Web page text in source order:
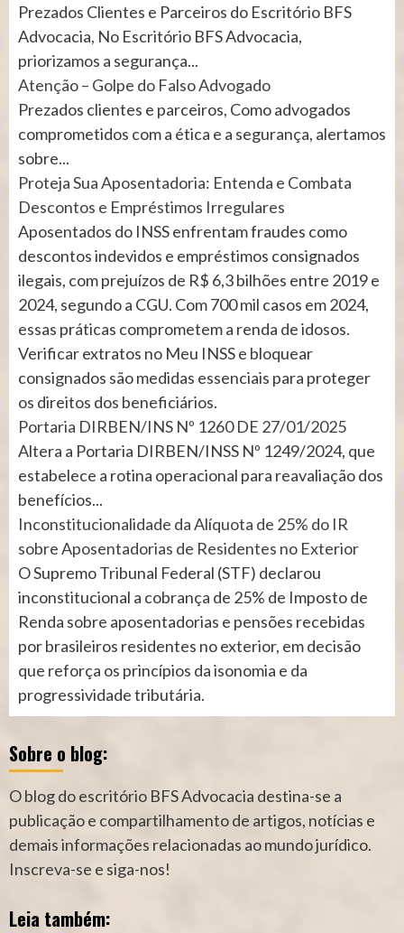
Prezados Clientes e Parceiros do Escritório BFS
Advocacia, No Escritório BFS Advocacia,
priorizamos a segurança...
Atenção – Golpe do Falso Advogado
Prezados clientes e parceiros, Como advogados
comprometidos com a ética e a segurança, alertamos
sobre...
Proteja Sua Aposentadoria: Entenda e Combata
Descontos e Empréstimos Irregulares
Aposentados do INSS enfrentam fraudes como
descontos indevidos e empréstimos consignados
ilegais, com prejuízos de R$ 6,3 bilhões entre 2019 e
2024, segundo a CGU. Com 700 mil casos em 2024,
essas práticas comprometem a renda de idosos.
Verificar extratos no Meu INSS e bloquear
consignados são medidas essenciais para proteger
os direitos dos beneficiários.
Portaria DIRBEN/INS Nº 1260 DE 27/01/2025
Altera a Portaria DIRBEN/INSS Nº 1249/2024, que
estabelece a rotina operacional para reavaliação dos
benefícios...
Inconstitucionalidade da Alíquota de 25% do IR
sobre Aposentadorias de Residentes no Exterior
O Supremo Tribunal Federal (STF) declarou
inconstitucional a cobrança de 25% de Imposto de
Renda sobre aposentadorias e pensões recebidas
por brasileiros residentes no exterior, em decisão
que reforça os princípios da isonomia e da
progressividade tributária.
Sobre o blog:
O blog do escritório BFS Advocacia destina-se a
publicação e compartilhamento de artigos, notícias e
demais informações relacionadas ao mundo jurídico.
Inscreva-se e siga-nos!
Leia também: